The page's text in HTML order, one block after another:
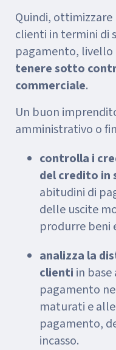
Quindi,
clienti in termini di
pagamento, livello
tenere sotto
commerciale.
Un buon
amministrativo o
controlla i
del credito in
abitudini di
delle uscite
produrre beni
analizza la
clienti in
pagamento
maturati e
pagamento,
incasso.